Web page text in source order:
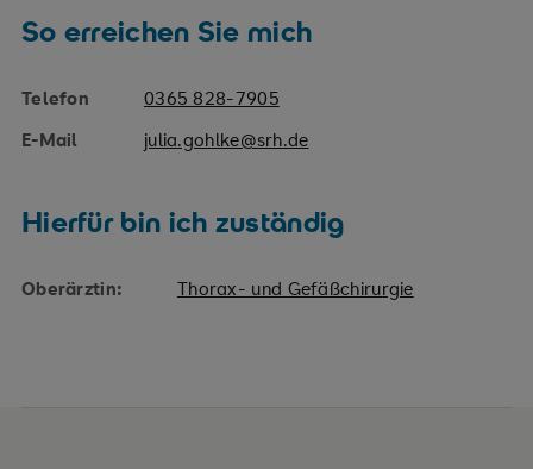
So erreichen Sie mich
Telefon
0365 828-7905
E-Mail
julia.gohlke@srh.de
Hierfür bin ich zuständig
Oberärztin: Thorax- und Gefäßchirurgie